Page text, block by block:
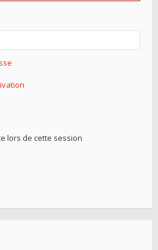
lors de cette session